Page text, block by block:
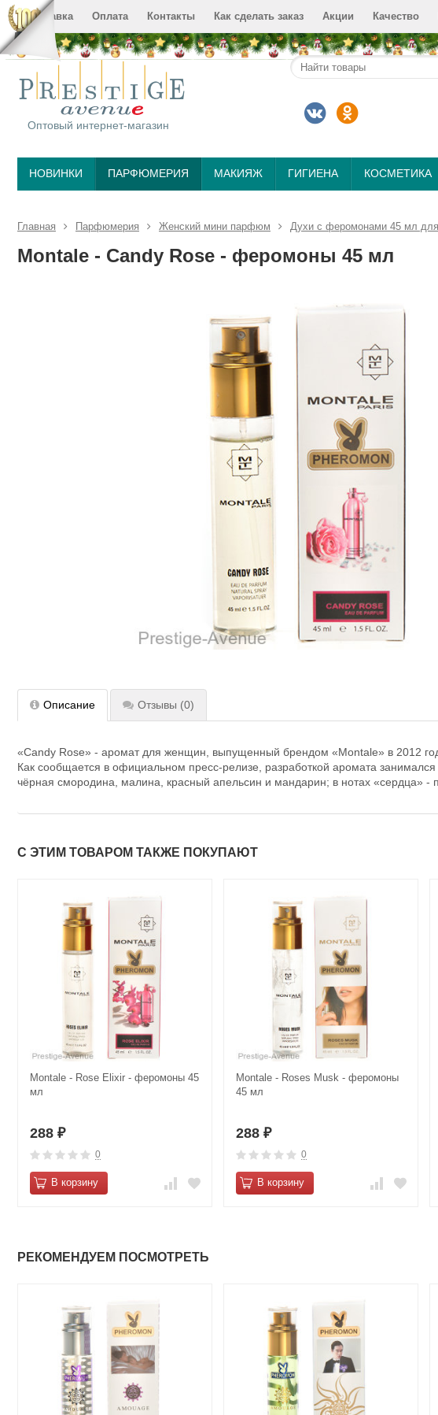
Доставка Оплата Контакты Как сделать заказ Акции Качество
Оптовый интернет-магазин
НОВИНКИ ПАРФЮМЕРИЯ МАКИЯЖ ГИГИЕНА КОСМЕТИКА
Главная Парфюмерия Женский мини парфюм Духи с феромонами 45 мл
Montale - Candy Rose - феромоны 45 мл
Описание Отзывы (0)
«Candy Rose» - аромат для женщин, выпущенный брендом «Montale» в 2012
Как сообщается в официальном пресс-релизе, разработкой аромата
чёрная смородина, малина, красный апельсин и мандарин; в нотах «сердца»
С ЭТИМ ТОВАРОМ ТАКЖЕ ПОКУПАЮТ
Montale - Rose Elixir - феромоны 45
мл
288 ₽
0
В корзину
Montale - Roses Musk - феромоны
45 мл
288 ₽
0
В корзину
РЕКОМЕНДУЕМ ПОСМОТРЕТЬ